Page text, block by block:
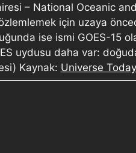
– National Oceanic
için uzaya
ise ismi GOES-15
uydusu daha var:
Kaynak: Universe Today